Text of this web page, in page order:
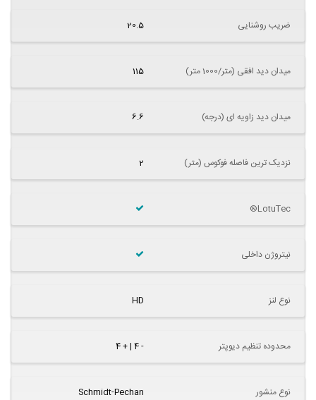
ضریب روشنایی 20.5
میدان دید افقی (متر/1000 متر) 115
میدان دید زاویه ای (درجه) 6.6
نزدیک ترین فاصله فوکوس (متر) 2
LotuTec®
نیتروژن داخلی
نوع لنز HD
محدوده تنظیم دیوپتر - 4 | + 4
نوع منشور Schmidt-Pechan